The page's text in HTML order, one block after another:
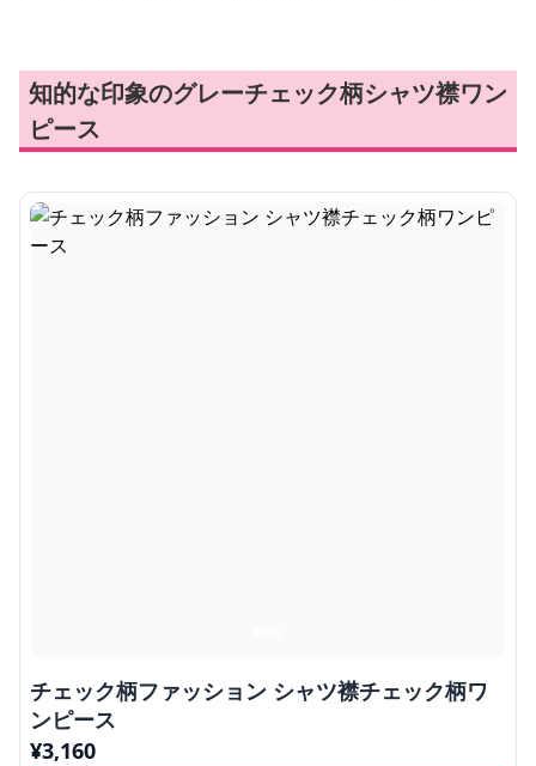
知的な印象のグレーチェック柄シャツ襟ワン
ピース
チェック柄ファッション シャツ襟チェック柄ワ
ンピース
¥3,160